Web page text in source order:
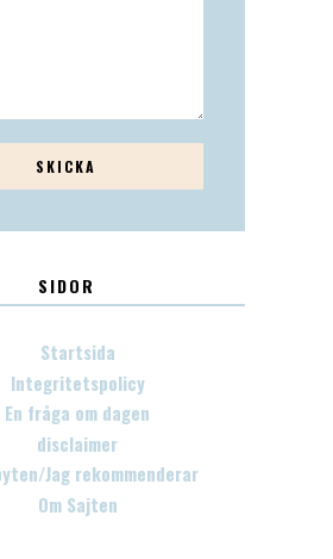
SIDOR
Startsida
Integritetspolicy
En fråga om dagen
disclaimer
Jag rekommenderar
Om Sajten